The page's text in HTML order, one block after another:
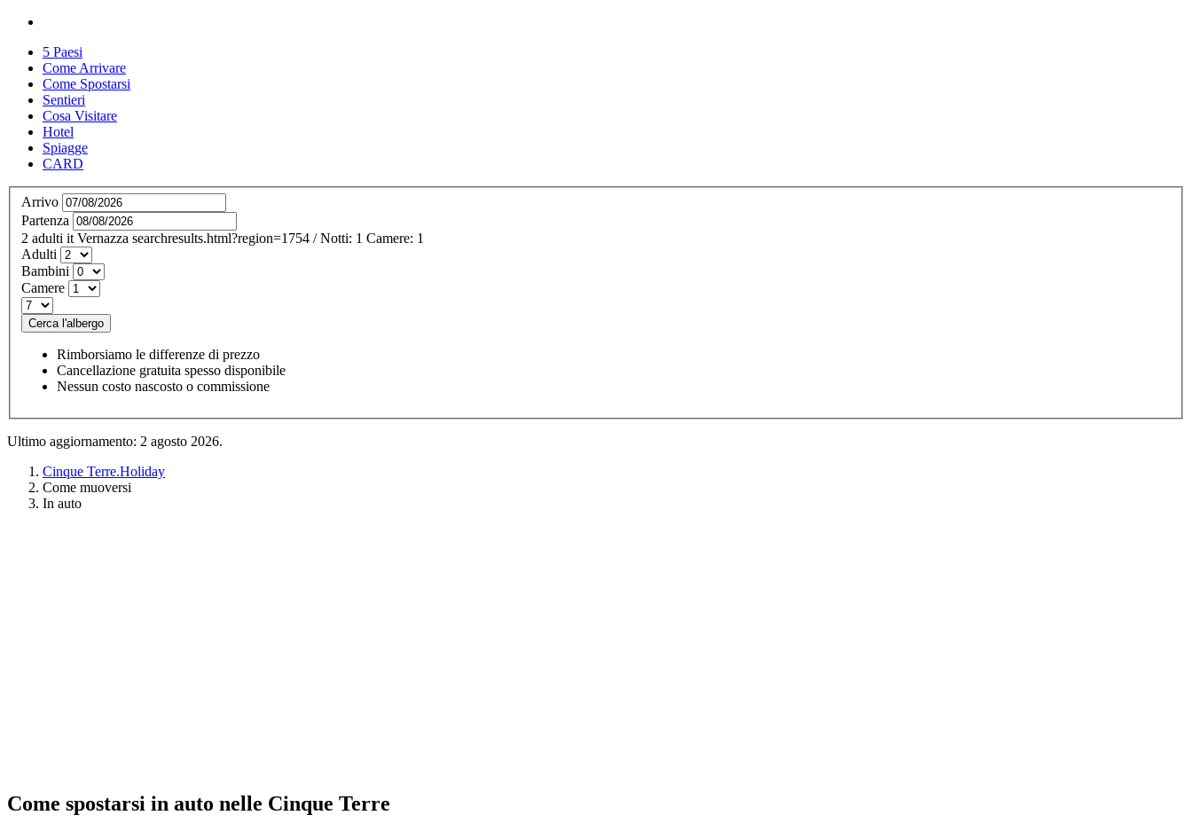
5 Paesi
Come Arrivare
Come Spostarsi
Sentieri
Cosa Visitare
Hotel
Spiagge
CARD
Arrivo
Partenza
2 adulti it Vernazza searchresults.html?region=1754 / Notti: 1 Camere: 1
Adulti
Bambini
Camere
Cerca l'albergo
Rimborsiamo le differenze di prezzo
Cancellazione gratuita spesso disponibile
Nessun costo nascosto o commissione
Ultimo aggiornamento: 2 agosto 2026.
Cinque Terre.Holiday
Come muoversi
In auto
Come spostarsi in auto nelle Cinque Terre